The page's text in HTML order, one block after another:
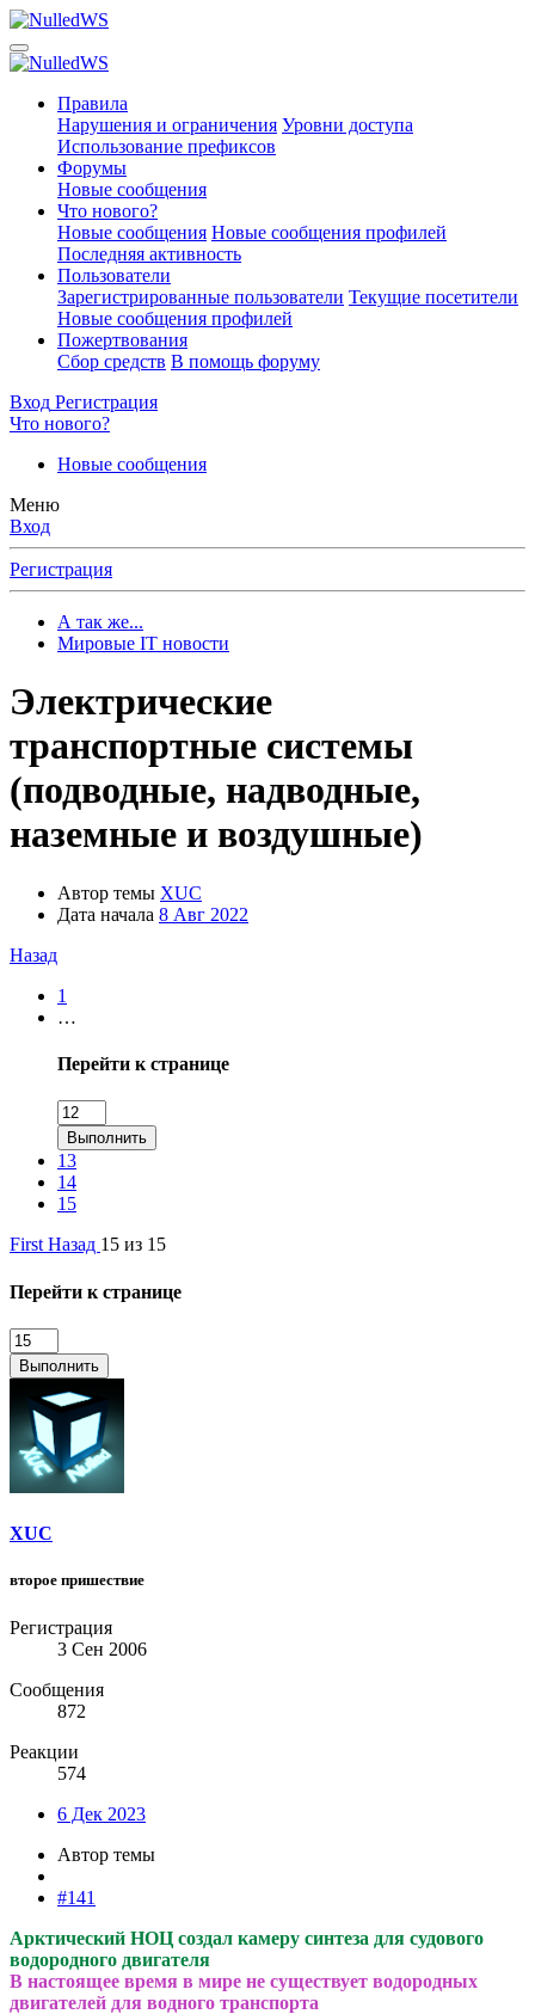
Правила
Нарушения и ограничения Уровни доступа
Использование префиксов
Форумы
Новые сообщения
Что нового?
Новые сообщения Новые сообщения профилей
Последняя активность
Пользователи
Зарегистрированные пользователи Текущие посетители
Новые сообщения профилей
Пожертвования
Сбор средств В помощь форуму
Вход Регистрация
Что нового?
Новые сообщения
Меню
Вход
Регистрация
А так же...
Мировые IT новости
Электрические
транспортные системы
(подводные, надводные,
наземные и воздушные)
Автор темы XUC
Дата начала 8 Авг 2022
Назад
1
…
Перейти к странице
Выполнить
13
14
15
First Назад 15 из 15
Перейти к странице
Выполнить
XUC
второе пришествие
Регистрация
3 Сен 2006
Сообщения
872
Реакции
574
6 Дек 2023
Автор темы
#141
Арктический НОЦ создал камеру синтеза для судового
водородного двигателя
В настоящее время в мире не существует водородных
двигателей для водного транспорта